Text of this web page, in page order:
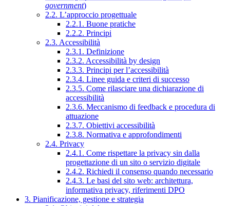
government)
2.2. L’approccio progettuale
2.2.1. Buone pratiche
2.2.2. Principi
2.3. Accessibilità
2.3.1. Definizione
2.3.2. Accessibilità by design
2.3.3. Principi per l’accessibilità
2.3.4. Linee guida e criteri di successo
2.3.5. Come rilasciare una dichiarazione di
accessibilità
2.3.6. Meccanismo di feedback e procedura di
attuazione
2.3.7. Obiettivi accessibilità
2.3.8. Normativa e approfondimenti
2.4. Privacy
2.4.1. Come rispettare la privacy sin dalla
progettazione di un sito o servizio digitale
2.4.2. Richiedi il consenso quando necessario
2.4.3. Le basi del sito web: architettura,
informativa privacy, riferimenti DPO
3. Pianificazione, gestione e strategia